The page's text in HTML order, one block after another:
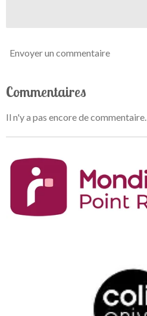
Envoyer un commentaire
Commentaires
Il n'y a pas encore de commentaire.